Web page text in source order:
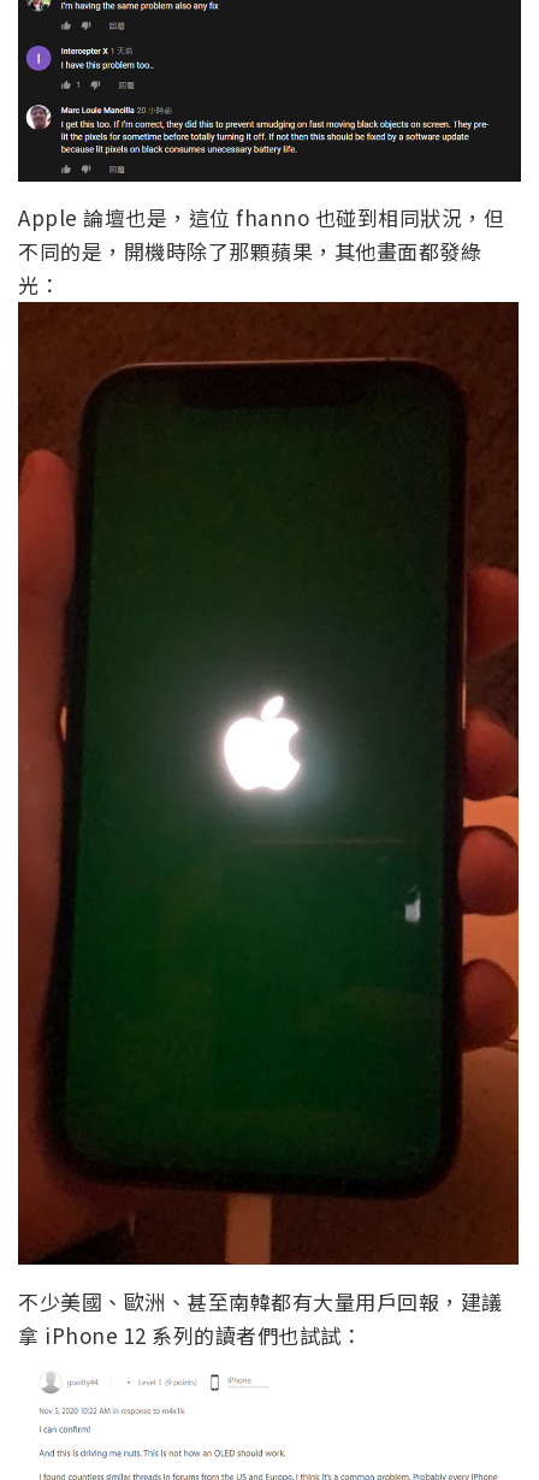
Apple 論壇也是，這位 fhanno 也碰到相同狀況，但
不同的是，開機時除了那顆蘋果，其他畫面都發綠
光：
不少美國、歐洲、甚至南韓都有大量用戶回報，建議
拿 iPhone 12 系列的讀者們也試試：